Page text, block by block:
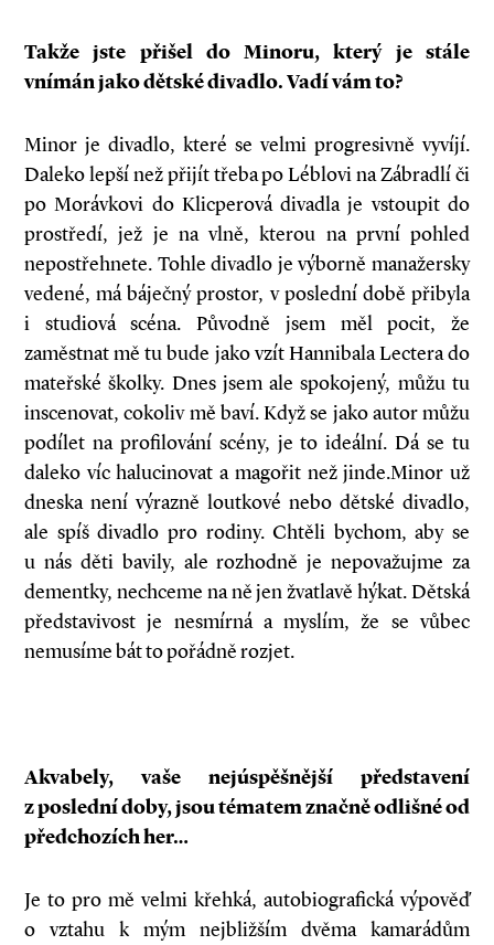
Takže jste přišel do Minoru, který je stále
vnímán jako dětské divadlo. Vadí vám to?
Minor je divadlo, které se velmi progresivně vyvíjí.
Daleko lepší než přijít třeba po Léblovi na Zábradlí či
po Morávkovi do Klicperová divadla je vstoupit do
prostředí, jež je na vlně, kterou na první pohled
nepostřehnete. Tohle divadlo je výborně manažersky
vedené, má báječný prostor, v poslední době přibyla
i studiová scéna. Původně jsem měl pocit, že
zaměstnat mě tu bude jako vzít Hannibala Lectera do
mateřské školky. Dnes jsem ale spokojený, můžu tu
inscenovat, cokoliv mě baví. Když se jako autor můžu
podílet na profilování scény, je to ideální. Dá se tu
daleko víc halucinovat a magořit než jinde.Minor už
dneska není výrazně loutkové nebo dětské divadlo,
ale spíš divadlo pro rodiny. Chtěli bychom, aby se
u nás děti bavily, ale rozhodně je nepovažujme za
dementky, nechceme na ně jen žvatlavě hýkat. Dětská
představivost je nesmírná a myslím, že se vůbec
nemusíme bát to pořádně rozjet.
Akvabely, vaše nejúspěšnější představení
z poslední doby, jsou tématem značně odlišné od
předchozích her…
Je to pro mě velmi křehká, autobiografická výpověď
o vztahu k mým nejbližším dvěma kamarádům